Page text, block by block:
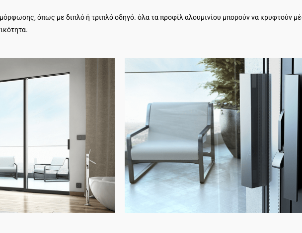
όπως με διπλό ή τριπλό οδηγό. όλα τα προφίλ αλουμινίου μπορούν να κρυφτούν